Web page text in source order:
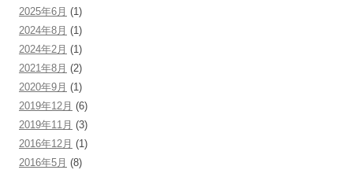
2025年6月 (1)
2024年8月 (1)
2024年2月 (1)
2021年8月 (2)
2020年9月 (1)
2019年12月 (6)
2019年11月 (3)
2016年12月 (1)
2016年5月 (8)